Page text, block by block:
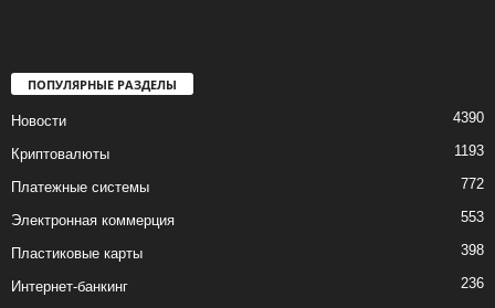
ПОПУЛЯРНЫЕ РАЗДЕЛЫ
Новости 4390
Криптовалюты 1193
Платежные системы 772
Электронная коммерция 553
Пластиковые карты 398
Интернет-банкинг 236